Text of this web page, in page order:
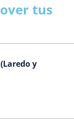
tus
y